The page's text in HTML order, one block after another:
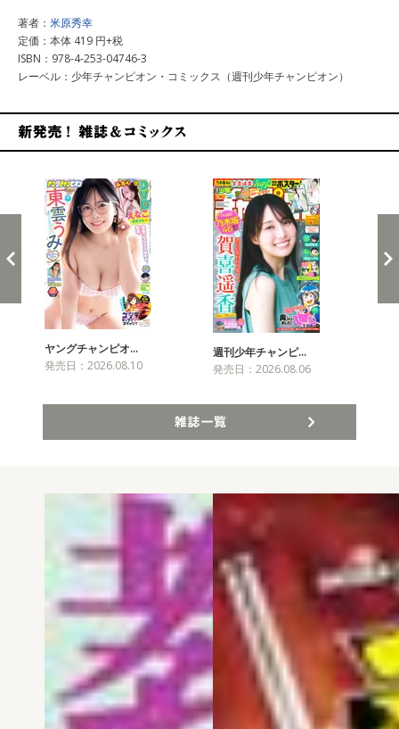
著者： 米原秀幸
定価：本体 419 円+税
ISBN：978-4-253-04746-3
レーベル：少年チャンピオン・コミックス（週刊少年チャンピオン）
ヤングチャンピオ…
発売日：2026.08.10
週刊少年チャンピ…
発売日：2026.08.06